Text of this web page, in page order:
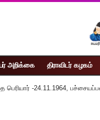
அறிக்கை திராவிடர் கழகம்
-24.11.1964, பச்சையப்பன்